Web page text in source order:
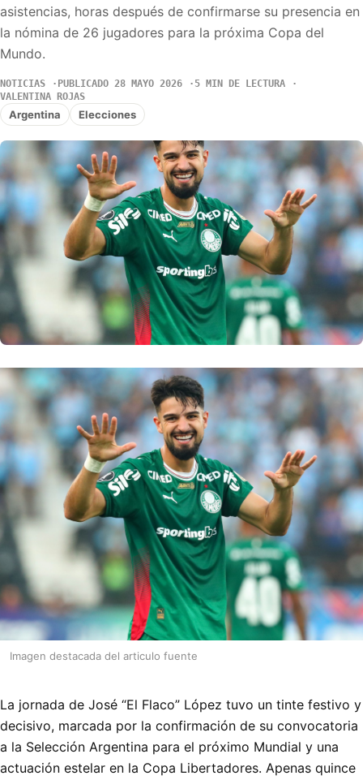
asistencias, horas después de confirmarse su presencia en
la nómina de 26 jugadores para la próxima Copa del
Mundo.
NOTICIAS PUBLICADO 28 MAYO 2026
5 MIN DE LECTURA
VALENTINA ROJAS
Argentina Elecciones
Imagen destacada del articulo fuente
La jornada de José “El Flaco” López tuvo un tinte festivo y
decisivo, marcada por la confirmación de su convocatoria
a la Selección Argentina para el próximo Mundial y una
actuación estelar en la Copa Libertadores. Apenas quince